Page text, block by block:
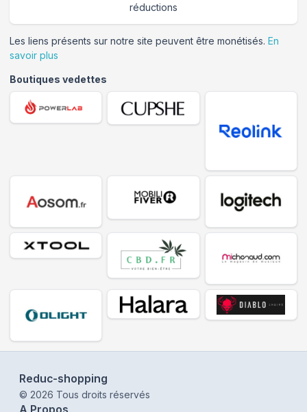
réductions
Les liens présents sur notre site peuvent être monétisés. En
savoir plus
Boutiques vedettes
Reduc-shopping
© 2026 Tous droits réservés